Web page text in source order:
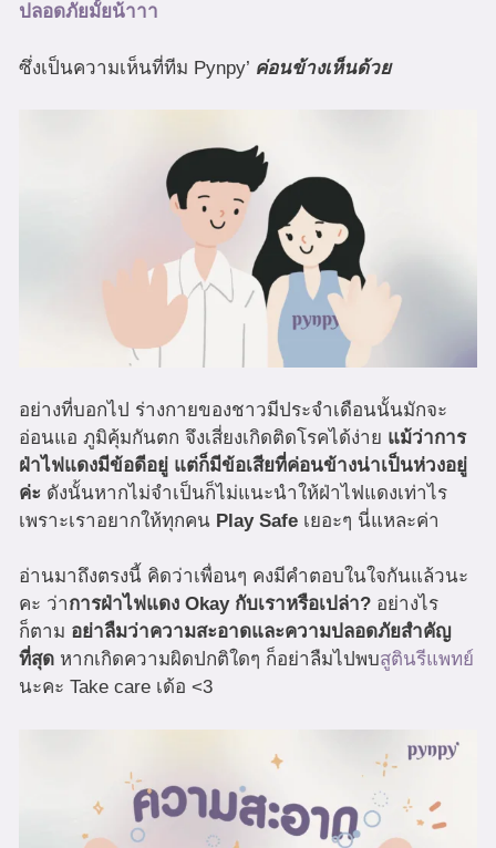
ปลอดภัยมั้ยน้าาา
ซึ่งเป็นความเห็นที่ทีม Pynpy’ ค่อนข้างเห็นด้วย
อย่างที่บอกไป ร่างกายของชาวมีประจำเดือนนั้นมักจะ
อ่อนแอ ภูมิคุ้มกันตก จึงเสี่ยงเกิดติดโรคได้ง่าย แม้ว่าการ
ฝ่าไฟแดงมีข้อดีอยู่ แต่ก็มีข้อเสียที่ค่อนข้างน่าเป็นห่วงอยู่
ค่ะ ดังนั้นหากไม่จำเป็นก็ไม่แนะนำให้ฝ่าไฟแดงเท่าไร
เพราะเราอยากให้ทุกคน Play Safe เยอะๆ นี่แหละค่า
อ่านมาถึงตรงนี้ คิดว่าเพื่อนๆ คงมีคำตอบในใจกันแล้วนะ
คะ ว่าการฝ่าไฟแดง Okay กับเราหรือเปล่า? อย่างไร
ก็ตาม อย่าลืมว่าความสะอาดและความปลอดภัยสำคัญ
ที่สุด หากเกิดความผิดปกติใดๆ ก็อย่าลืมไปพบสูตินรีแพทย์
นะคะ Take care เด้อ <3